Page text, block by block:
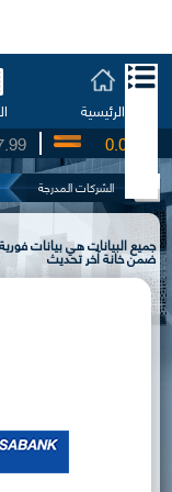
الرئيسية
0.00%
الشركات المدرجة
جميع البيانات هي بيانات
ضمن خانة آخر تحديث